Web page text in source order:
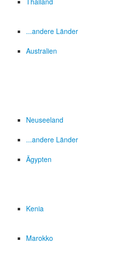
...andere Länder
Australien
Neuseeland
...andere Länder
Ägypten
Kenia
Marokko